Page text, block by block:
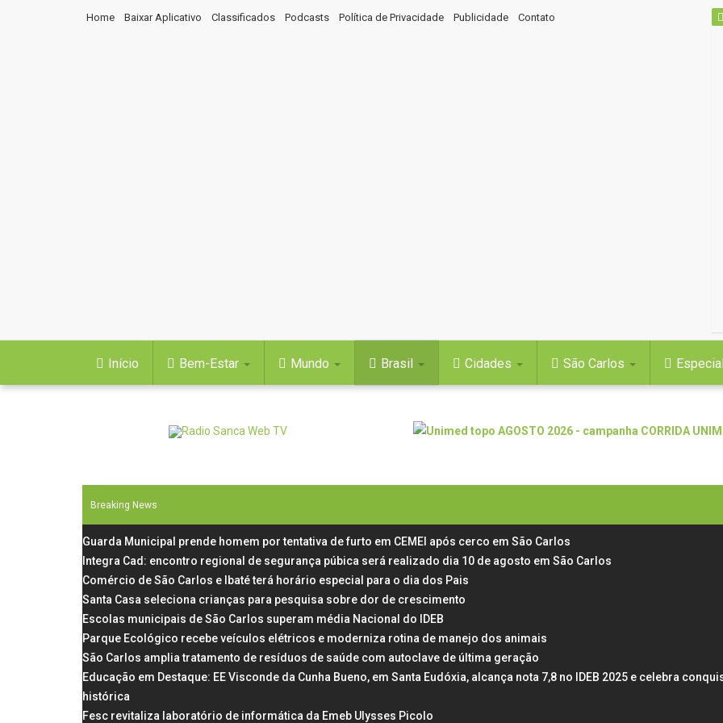
Home Baixar Aplicativo Classificados Podcasts Política de Privacidade Publicidade Contato
Início Bem-Estar Mundo Brasil Cidades São Carlos
Breaking News
Guarda Municipal prende homem por tentativa de furto em CEMEI após cerco em São Carlos
Integra Cad: encontro regional de segurança púbica será realizado dia 10 de agosto em São Carlos
Comércio de São Carlos e Ibaté terá horário especial para o dia dos Pais
Santa Casa seleciona crianças para pesquisa sobre dor de crescimento
Escolas municipais de São Carlos superam média Nacional do IDEB
Parque Ecológico recebe veículos elétricos e moderniza rotina de manejo dos animais
São Carlos amplia tratamento de resíduos de saúde com autoclave de última geração
Educação em Destaque: EE Visconde da Cunha Bueno, em Santa Eudóxia, alcança nota 7,8 no IDEB 2025 e celebra
histórica
Fesc revitaliza laboratório de informática da Emeb Ulysses Picolo